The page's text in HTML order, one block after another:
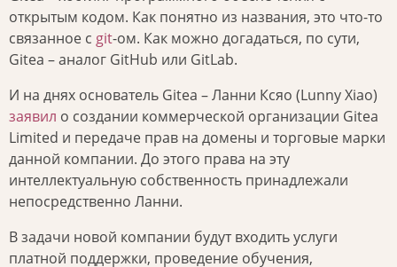
открытым кодом. Как понятно из названия, это что-то
связанное с git-ом. Как можно догадаться, по сути,
Gitea – аналог GitHub или GitLab.
И на днях основатель Gitea – Ланни Ксяо (Lunny Xiao)
заявил о создании коммерческой организации Gitea
Limited и передаче прав на домены и торговые марки
данной компании. До этого права на эту
интеллектуальную собственность принадлежали
непосредственно Ланни.
В задачи новой компании будут входить услуги
платной поддержки, проведение обучения,